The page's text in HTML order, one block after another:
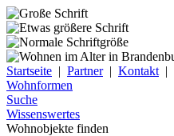
Startseite | Partner| Kontakt |
Wohnformen
Suche
Wissenswertes
Wohnobjekte finden